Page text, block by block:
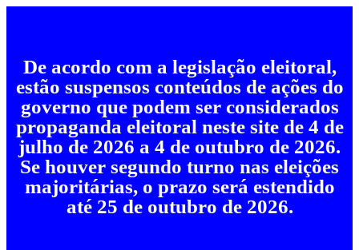
De acordo com a legislação eleitoral,
estão suspensos conteúdos de ações do
governo que podem ser considerados
propaganda eleitoral neste site de 4 de
julho de 2026 a 4 de outubro de 2026.
Se houver segundo turno nas eleições
majoritárias, o prazo será estendido
até 25 de outubro de 2026.